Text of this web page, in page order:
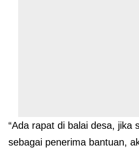
“Ada rapat di balai desa, jika
sebagai penerima bantuan,